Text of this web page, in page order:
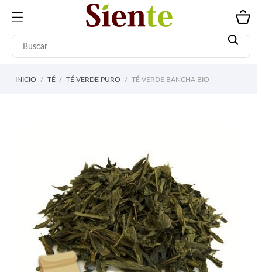
INICIO TÉ TÉ VERDE PURO TÉ VERDE BANCHA BIO